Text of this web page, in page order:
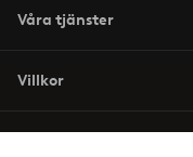
Våra tjänster
Villkor